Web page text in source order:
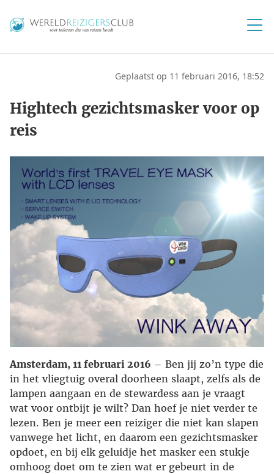
Geplaatst op 11 februari 2016, 18:52
Hightech gezichtsmasker voor op
reis
Amsterdam, 11 februari 2016 – Ben jij zo’n type die
in het vliegtuig overal doorheen slaapt, zelfs als de
lampen aangaan en de stewardess aan je vraagt
wat voor ontbijt je wilt? Dan hoef je niet verder te
lezen. Ben je meer een reiziger die niet kan slapen
vanwege het licht, en daarom een gezichtsmasker
opdoet, en bij elk geluidje het masker een stukje
omhoog doet om te zien wat er gebeurt in de